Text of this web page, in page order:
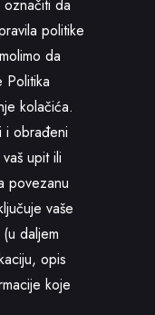
da
politike
da
Politika
kolačića.
i obrađeni
upit ili
povezanu
vaše
daljem
opis
koje